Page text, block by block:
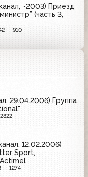
~2003) Приезд
(часть 3,
910
29.04.2006) Группа
2822
12.02.2006)
Sport,
1274